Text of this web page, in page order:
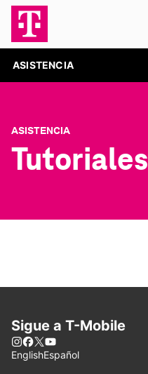
ASISTENCIA
ASISTENCIA
Tutoriales